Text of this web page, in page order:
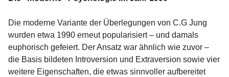
Die moderne Variante der Überlegungen von C.G Jung
wurden etwa 1990 erneut popularisiert – und damals
euphorisch gefeiert. Der Ansatz war ähnlich wie zuvor –
die Basis bildeten Introversion und Extraversion sowie vier
weitere Eigenschaften, die etwas sinnvoller aufbereitet